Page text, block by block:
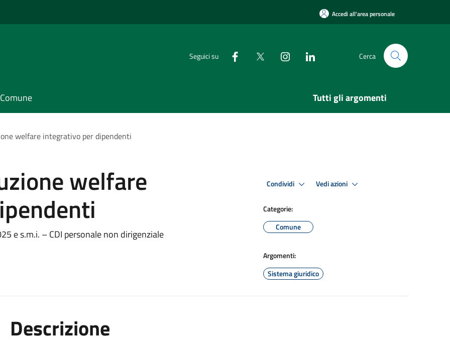
Accedi all'area personale
Seguici su Cerca
Tutti gli argomenti
welfare integrativo per dipendenti
welfare
e s.m.i. – CDI personale non dirigenziale
Condividi Vedi azioni
Categorie:
Comune
Argomenti:
Sistema giuridico
Descrizione